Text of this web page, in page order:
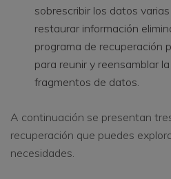
sobrescribir los datos
restaurar información
programa de recuperación
para reunir y reensamblar
fragmentos de datos.
A continuación se presentan
recuperación que puedes
necesidades.